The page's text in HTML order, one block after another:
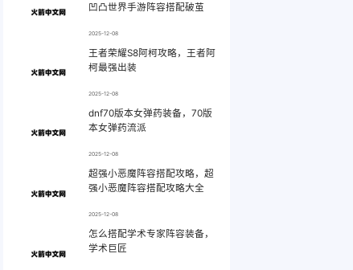
凹凸世界手游阵容搭配破茧
2025-12-08
王者荣耀S8阿柯攻略，王者阿
柯最强出装
2025-12-08
dnf70版本女弹药装备，70版
本女弹药流派
2025-12-08
超强小恶魔阵容搭配攻略，超
强小恶魔阵容搭配攻略大全
2025-12-08
怎么搭配学术专家阵容装备，
学术巨匠